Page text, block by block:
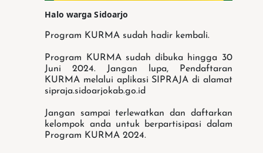
Halo warga Sidoarjo
Program KURMA sudah hadir kembali.
Program KURMA sudah dibuka hingga 30
Juni 2024. Jangan lupa, Pendaftaran
KURMA melalui aplikasi SIPRAJA di alamat
sipraja.sidoarjokab.go.id
Jangan sampai terlewatkan dan daftarkan
kelompok anda untuk berpartisipasi dalam
Program KURMA 2024.